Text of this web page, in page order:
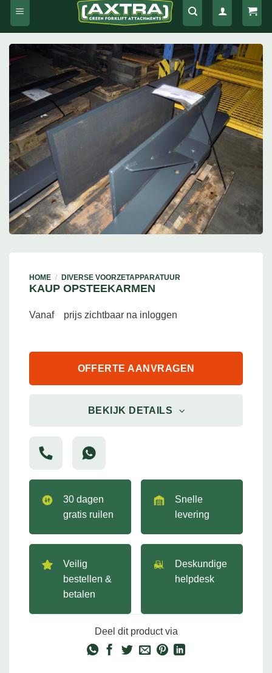
HOME / DIVERSE VOORZETAPPARATUUR
KAUP OPSTEEKARMEN
Vanaf prijs zichtbaar na inloggen
OFFERTE AANVRAGEN
BEKIJK DETAILS
30 dagen
gratis ruilen
Snelle
levering
Veilig
bestellen &
betalen
Deskundige
helpdesk
Deel dit product via